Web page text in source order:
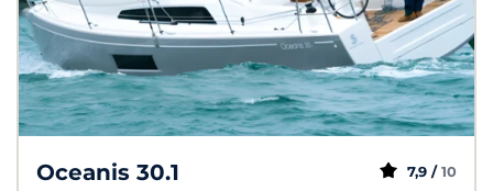
Oceanis 30.1 7,9 / 10